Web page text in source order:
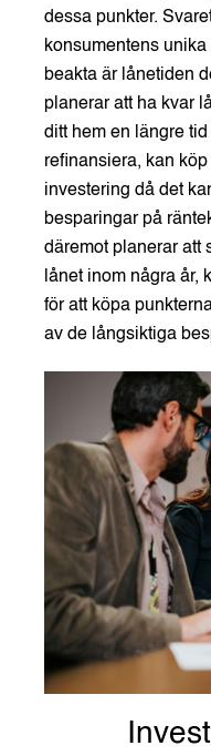
dessa punkter.
konsumentens
beakta är lånetiden
planerar att ha kvar
ditt hem en längre
refinansiera, kan
investering då det
besparingar på
däremot planerar att
lånet inom några år,
för att köpa
av de långsiktiga